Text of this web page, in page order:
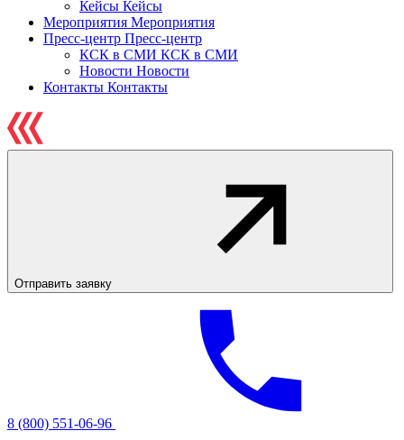
Кейсы Кейсы
Мероприятия Мероприятия
Пресс-центр Пресс-центр
КСК в СМИ КСК в СМИ
Новости Новости
Контакты Контакты
Отправить заявку
8 (800) 551-06-96